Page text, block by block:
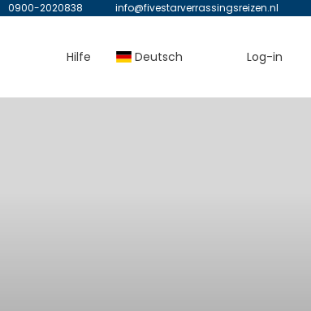
0900-2020838 info@fivestarverrassingsreizen.nl
Hilfe Deutsch Log-in